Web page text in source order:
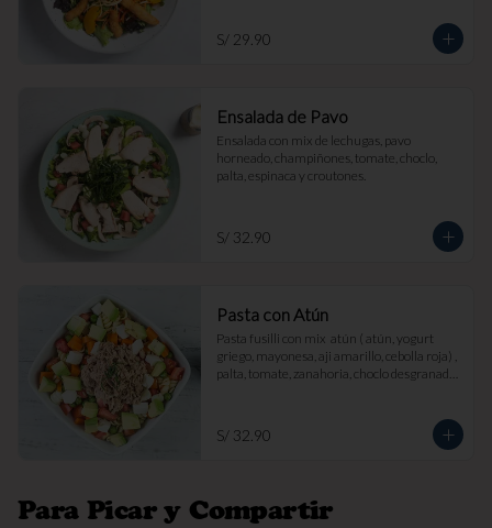
S/ 29.90
Ensalada de Pavo
Ensalada con mix de lechugas, pavo
horneado, champiñones, tomate, choclo,
palta, espinaca y croutones.
S/ 32.90
Pasta con Atún
Pasta fusilli con mix  atún ( atún, yogurt
griego, mayonesa, aji amarillo, cebolla roja) ,
palta, tomate, zanahoria, choclo desgranado
S/ 32.90
Para Picar y Compartir